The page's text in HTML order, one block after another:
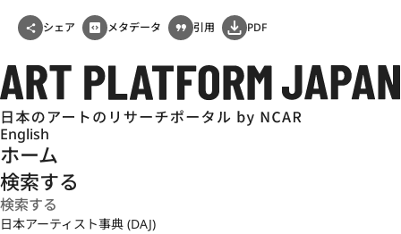
シェア メタデータ 引用 PDF
English
ホーム
検索する
日本アーティスト事典 (DAJ)